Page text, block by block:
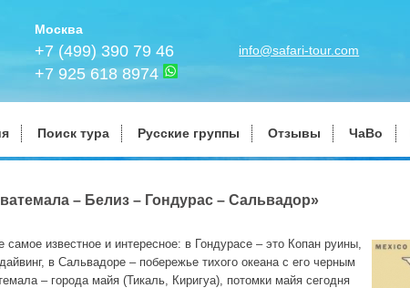
Москва
+7 (499) 390 79 46
+7 925 618 8974
info@safari-tour.com
Поиск тура Русские группы Отзывы ЧаВо
– Белиз – Гондурас – Сальвадор»
самое известное и интересное: в Гондурасе – это Копан руины,
в Сальвадоре – побережье тихого океана с его черным
– города майя (Тикаль, Киригуа), потомки майя сегодня